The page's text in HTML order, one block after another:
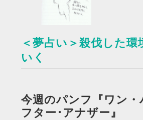
＜夢占い＞殺伐した環
いく
今週のパンフ『ワン・
フター･アナザー』